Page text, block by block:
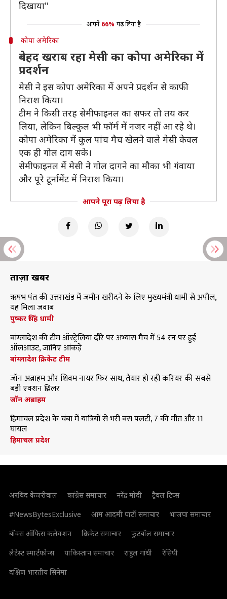
दिखाया"
आपने 66% पढ़ लिया है
कोपा अमेरिका
बेहद खराब रहा मेसी का कोपा अमेरिका में
प्रदर्शन
मेसी ने इस कोपा अमेरिका में अपने प्रदर्शन से काफी
निराश किया।
टीम ने किसी तरह सेमीफाइनल का सफर तो तय कर
लिया, लेकिन बिल्कुल भी फॉर्म में नजर नहीं आ रहे थे।
कोपा अमेरिका में कुल पांच मैच खेलने वाले मेसी केवल
एक ही गोल दाग सके।
सेमीफाइनल में मेसी ने गोल दागने का मौका भी गंवाया
और पूरे टूर्नामेंट में निराश किया।
आपने पूरा पढ़ लिया है
ताज़ा खबरें
ऋषभ पंत की उत्तराखंड में जमीन खरीदने के लिए मुख्यमंत्री धामी से अपील,
यह मिला जवाब
पुष्कर सिंह धामी
बांग्लादेश की टीम ऑस्ट्रेलिया दौरे पर अभ्यास मैच में 54 रन पर हुई
ऑलआउट, जानिए आंकड़े
बांग्लादेश क्रिकेट टीम
जॉन अब्राहम और शिवम नायर फिर साथ, तैयार हो रही करियर की सबसे
बड़ी एक्शन थ्रिलर
जॉन अब्राहम
हिमाचल प्रदेश के चंबा में यात्रियों से भरी बस पलटी, 7 की मौत और 11
घायल
हिमाचल प्रदेश
अरविंद केजरीवाल कांग्रेस समाचार नरेंद्र मोदी
ट्रैवल टिप्स
#NewsBytesExclusive
आम आदमी पार्टी समाचार
भाजपा समाचार
बॉक्स ऑफिस कलेक्शन
क्रिकेट समाचार
फुटबॉल समाचार
लेटेस्ट स्मार्टफोन्स
पाकिस्तान समाचार राहुल गांधी
रेसिपी
दक्षिण भारतीय सिनेमा